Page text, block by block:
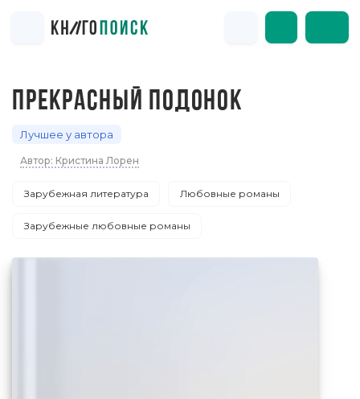
ПРЕКРАСНЫЙ ПОДОНОК
Лучшее у автора
Автор: Кристина Лорен
Зарубежная литература Любовные романы
Зарубежные любовные романы